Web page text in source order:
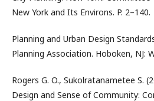
New York and Its Environs. P. 2–140.
Planning and Urban Design
Planning Association. Hoboken, NJ:
Rogers G. O., Sukolratanametee S.
Design and Sense of Community: